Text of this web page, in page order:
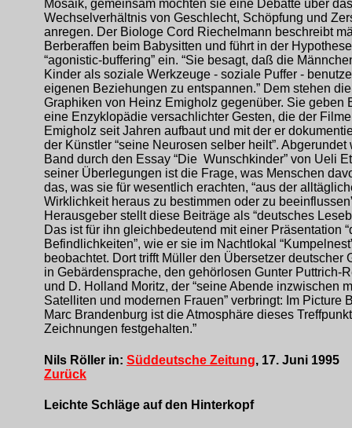
Mosaik, gemeinsam möchten sie eine Debatte über das
Wechselverhältnis von Geschlecht, Schöpfung und
anregen. Der Biologe Cord Riechelmann beschreibt
Berberaffen beim Babysitten und führt in der
“agonistic-buffering” ein. “Sie besagt, daß die
Kinder als soziale Werkzeuge - soziale Puffer -
eigenen Beziehungen zu entspannen.” Dem stehen
Graphiken von Heinz Emigholz gegenüber. Sie geben
eine Enzyklopädie versachlichter Gesten, die der
Emigholz seit Jahren aufbaut und mit der er
der Künstler “seine Neurosen selber heilt”. Abgerundet
Band durch den Essay “Die Wunschkinder” von Ueli
seiner Überlegungen ist die Frage, was Menschen
das, was sie für wesentlich erachten, “aus der
Wirklichkeit heraus zu bestimmen oder zu
Herausgeber stellt diese Beiträge als “deutsches
Das ist für ihn gleichbedeutend mit einer Präsentation
Befindlichkeiten”, wie er sie im Nachtlokal
beobachtet. Dort trifft Müller den Übersetzer deutscher
in Gebärdensprache, den gehörlosen Gunter Puttrich-
und D. Holland Moritz, der “seine Abende inzwischen
Satelliten und modernen Frauen” verbringt: Im Picture
Marc Brandenburg ist die Atmosphäre dieses
Zeichnungen festgehalten.”
Nils Röller in: Süddeutsche Zeitung, 17. Juni 1995
Zurück
Leichte Schläge auf den Hinterkopf